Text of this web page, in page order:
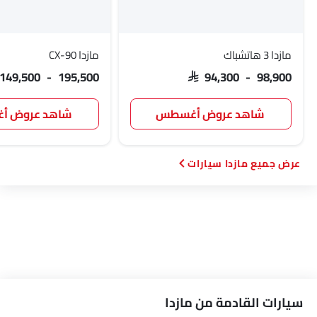
مازدا 3 هاتشباك
SAR 94,300 - 98,900
شاهد عروض أغسطس
مازدا CX-90
149,500 - 195,500
شاهد عروض
مازدا سيارات
سيارات القادمة من مازدا